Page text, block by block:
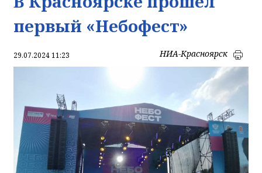
первый «Небофест»
29.07.2024 11:23 НИА-Красноярск